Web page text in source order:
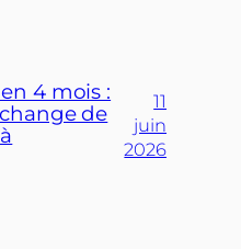
4 mois :
de
11
juin
2026